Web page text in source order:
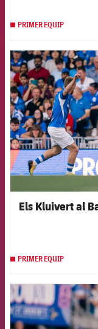
PRIMER EQUIP
Els Kluivert al
PRIMER EQUIP